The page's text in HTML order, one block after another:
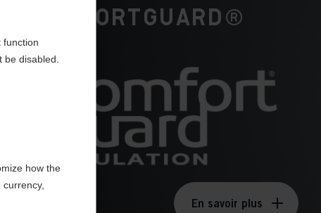
ComfortGuard®
En savoir plus
function
disabled.
how the